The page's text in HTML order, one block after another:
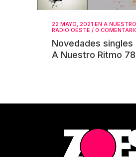
22 MAYO, 2021 EN A
RADIO OESTE / 0
Novedades singles
A Nuestro Ritmo 78